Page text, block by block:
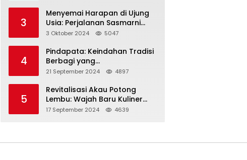
3
Menyemai Harapan di Ujung
Usia: Perjalanan Sasmarni
dalam Menyentuh Hati dan
3 Oktober 2024 5047
4
Pindapata: Keindahan Tradisi
Berbagi yang
Menghubungkan Umat dalam
Kebersamaan dalam Agama
Buddha
21 September 2024 4897
5
Revitalisasi Akau Potong
Lembu: Wajah Baru Kuliner
Legendaris Tanjungpinang
17 September 2024 4639